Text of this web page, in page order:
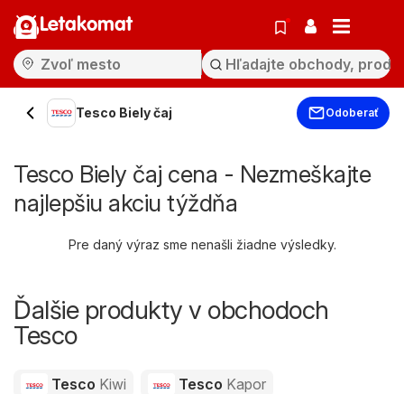
Letakomat
Tesco Biely čaj Odoberať
Tesco Biely čaj cena - Nezmeškajte
najlepšiu akciu týždňa
Pre daný výraz sme nenašli žiadne výsledky.
Ďalšie produkty v obchodoch
Tesco
Tesco Kiwi Tesco Kapor